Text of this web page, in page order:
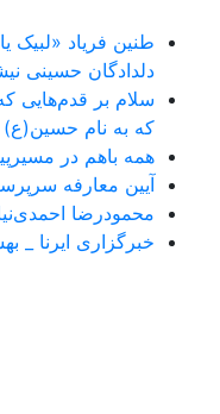
طنین فریاد «لبیک
دلدادگان حسینی
سلام بر قدم‌هایی
که به نام حسین(ع)
همه باهم در
آیین معارفه
محمودرضا
خبرگزاری ایرنا _